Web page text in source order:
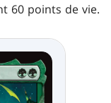
60 points de vie.